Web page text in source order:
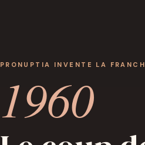
PRONUPTIA INVENTE LA
1960